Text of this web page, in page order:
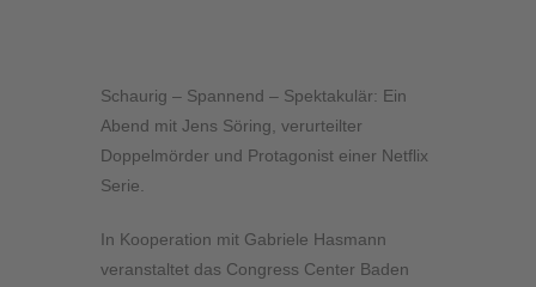
Schaurig – Spannend – Spektakulär: Ein
Abend mit Jens Söring, verurteilter
Doppelmörder und Protagonist einer Netflix
Serie.
In Kooperation mit Gabriele Hasmann
veranstaltet das Congress Center Baden